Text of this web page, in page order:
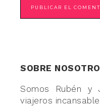
SOBRE
Somos Rubén y
viajeros